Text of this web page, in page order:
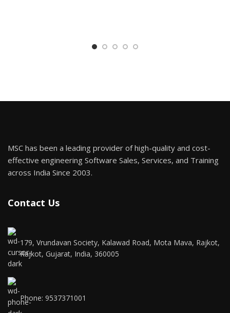
MSC has been a leading provider of high-quality and cost-
effective engineering Software Sales, Services, and Training
across India Since 2003.
Contact Us
179, Vrundavan Society, Kalawad Road, Mota Mava, Rajkot,
Rajkot, Gujarat, India, 360005
Phone: 9537371001